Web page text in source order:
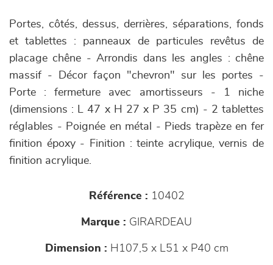
Portes, côtés, dessus, derrières, séparations, fonds
et tablettes : panneaux de particules revêtus de
placage chêne - Arrondis dans les angles : chêne
massif - Décor façon "chevron" sur les portes -
Porte : fermeture avec amortisseurs - 1 niche
(dimensions : L 47 x H 27 x P 35 cm) - 2 tablettes
réglables - Poignée en métal - Pieds trapèze en fer
finition époxy - Finition : teinte acrylique, vernis de
finition acrylique.
Référence : 10402
Marque : GIRARDEAU
Dimension : H107,5 x L51 x P40 cm